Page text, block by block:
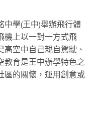
中學(王中)舉辦飛行體
機上以一對一方式飛
空中自己親自駕駛、
教育是王中辦學特色之
區的關懷，運用創意或